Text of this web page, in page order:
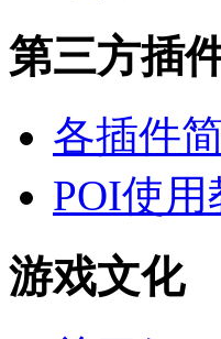
第三方插
各插件
POI使用
游戏文化